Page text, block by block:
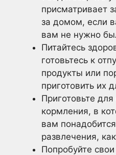
присматривает
за домом, если
вам не нужно
Питайтесь
готовьтесь к
продукты или
приготовить их
Приготовьте
кормления, в
вам
развлечения,
Попробуйте